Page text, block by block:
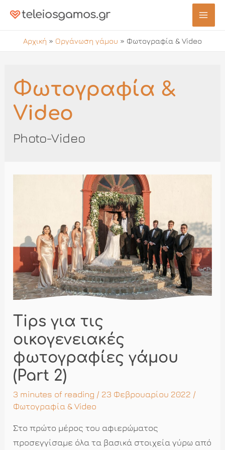
Μετάβαση
στο
περιεχόμενο
Αρχική » Οργάνωση γάμου » Φωτογραφία & Video
Φωτογραφία &
Video
Photo-Video
Tips για τις
οικογενειακές
φωτογραφίες γάμου
(Part 2)
3 minutes of reading / 23 Φεβρουαρίου 2022 /
Φωτογραφία & Video
Στο πρώτο μέρος του αφιερώματος
προσεγγίσαμε όλα τα βασικά στοιχεία γύρω από